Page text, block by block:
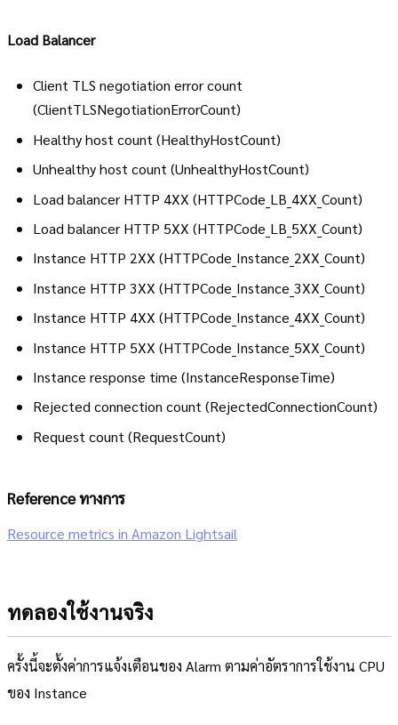
Load Balancer
Client TLS negotiation error count
(ClientTLSNegotiationErrorCount)
Healthy host count (HealthyHostCount)
Unhealthy host count (UnhealthyHostCount)
Load balancer HTTP 4XX (HTTPCode_LB_4XX_Count)
Load balancer HTTP 5XX (HTTPCode_LB_5XX_Count)
Instance HTTP 2XX (HTTPCode_Instance_2XX_Count)
Instance HTTP 3XX (HTTPCode_Instance_3XX_Count)
Instance HTTP 4XX (HTTPCode_Instance_4XX_Count)
Instance HTTP 5XX (HTTPCode_Instance_5XX_Count)
Instance response time (InstanceResponseTime)
Rejected connection count (RejectedConnectionCount)
Request count (RequestCount)
Reference ทางการ
Resource metrics in Amazon Lightsail
ทดลองใช้งานจริง
ครั้งนี้จะตั้งค่าการแจ้งเตือนของ Alarm ตามค่าอัตราการใช้งาน CPU
ของ Instance